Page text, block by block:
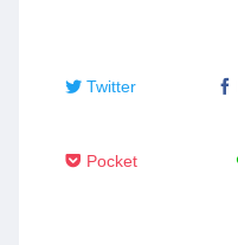
Twitter
Pocket